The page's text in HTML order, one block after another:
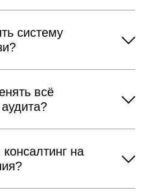
систему
всё
на